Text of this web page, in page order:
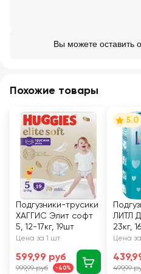
Вы можете оставить
Похожие товары
Подгузники-трусики
ХАГГИС Элит софт
5, 12-17кг, 19шт
Цена за 1 шт
599,99 руб
999,99 руб -40%
5.0
ЛИТЛ
23кг,
Цена
499,99